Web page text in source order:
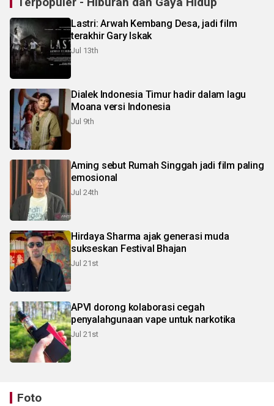
Lastri: Arwah Kembang Desa, jadi film
terakhir Gary Iskak
Jul 13th
Dialek Indonesia Timur hadir dalam lagu
Moana versi Indonesia
Jul 9th
Aming sebut Rumah Singgah jadi film paling
emosional
Jul 24th
Hirdaya Sharma ajak generasi muda
sukseskan Festival Bhajan
Jul 21st
APVI dorong kolaborasi cegah
penyalahgunaan vape untuk narkotika
Jul 21st
Foto